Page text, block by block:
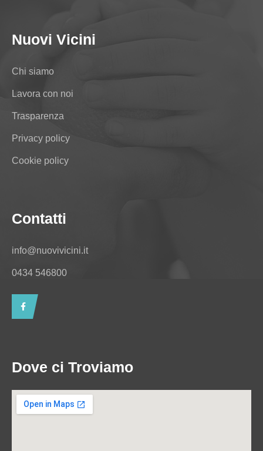
Nuovi Vicini
Chi siamo
Lavora con noi
Trasparenza
Privacy policy
Cookie policy
Contatti
info@nuovivicini.it
0434 546800
Dove ci Troviamo